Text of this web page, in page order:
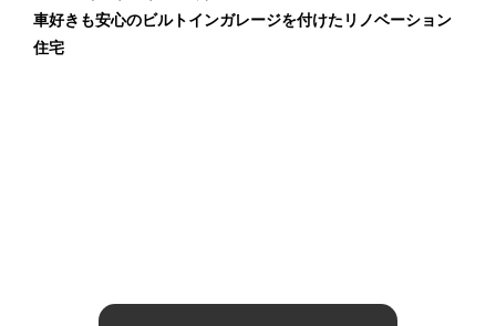
車好きも安心のビルトインガレージを付けたリノベーション
住宅